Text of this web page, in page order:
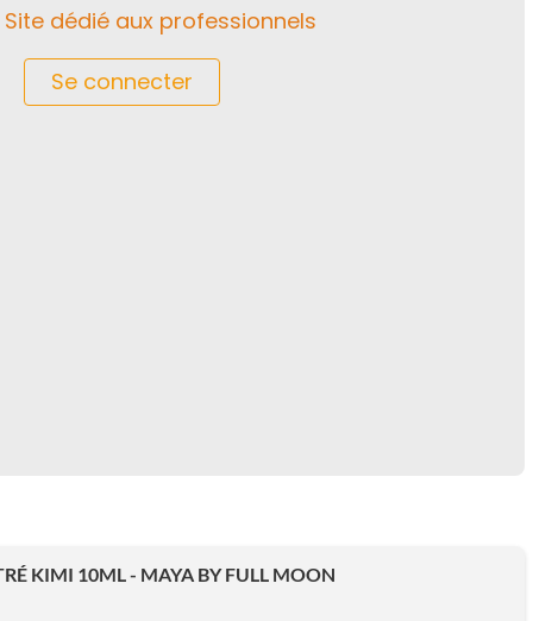
Site dédié aux professionnels
Se connecter
KIMI 10ML - MAYA BY FULL MOON